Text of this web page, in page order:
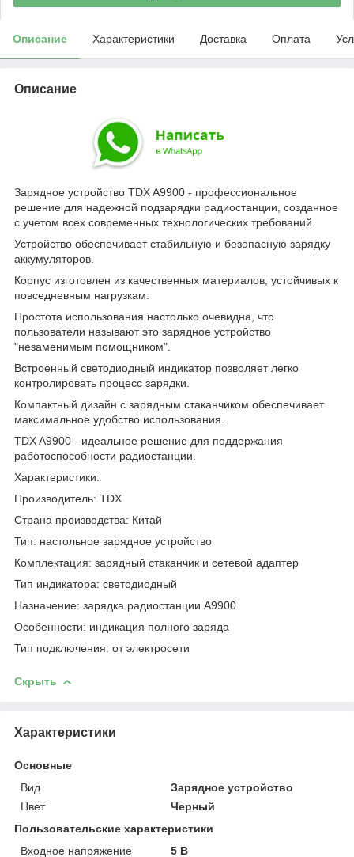
Описание Характеристики Доставка Оплата
Описание
Зарядное устройство TDX A9900 - профессиональное
решение для надежной подзарядки радиостанции, созданное
с учетом всех современных технологических требований.
Устройство обеспечивает стабильную и безопасную зарядку
аккумуляторов.
Корпус изготовлен из качественных материалов, устойчивых к
повседневным нагрузкам.
Простота использования настолько очевидна, что
пользователи называют это зарядное устройство
"незаменимым помощником".
Встроенный светодиодный индикатор позволяет легко
контролировать процесс зарядки.
Компактный дизайн с зарядным стаканчиком обеспечивает
максимальное удобство использования.
TDX A9900 - идеальное решение для поддержания
работоспособности радиостанции.
Характеристики:
Производитель: TDX
Страна производства: Китай
Тип: настольное зарядное устройство
Комплектация: зарядный стаканчик и сетевой адаптер
Тип индикатора: светодиодный
Назначение: зарядка радиостанции A9900
Особенности: индикация полного заряда
Тип подключения: от электросети
Скрыть
Характеристики
Основные
Вид
Зарядное устройство
Цвет
Черный
Пользовательские характеристики
Входное напряжение
5 В